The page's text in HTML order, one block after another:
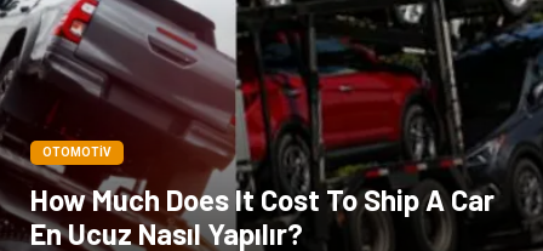
OTOMOTIV
How Much Does It Cost To Ship A Car
En Ucuz Nasıl Yapılır?